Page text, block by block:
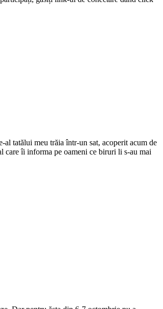
tatălui meu trăia într-un sat, acoperit acum de
care îi informa pe oameni ce biruri li s-au mai